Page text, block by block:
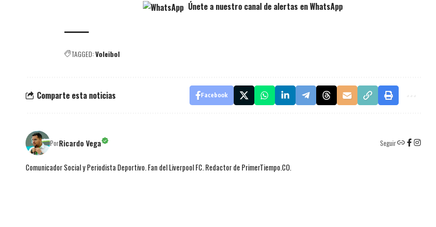
Únete a nuestro canal de alertas en WhatsApp
TAGGED:Voleibol
Comparte esta noticias Facebook
PorRicardo Vega Seguir
Comunicador Social y Periodista Deportivo. Fan del Liverpool FC. Redactor de PrimerTiempo.CO.